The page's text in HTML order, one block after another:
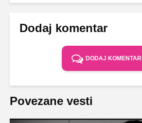
Dodaj komentar
DODAJ KOMENTAR
Povezane vesti